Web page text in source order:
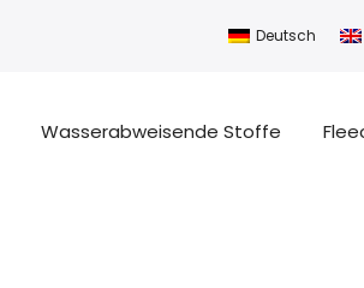
Deutsch
Wasserabweisende Stoffe